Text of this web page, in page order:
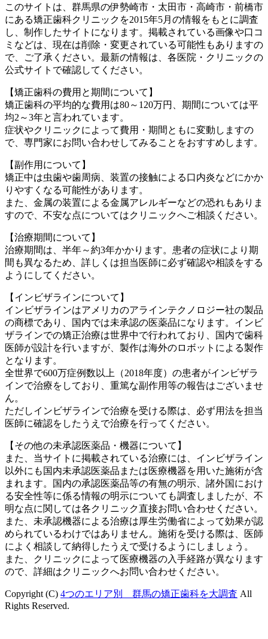
このサイトは、群馬県の伊勢崎市・太田市・高崎市・前橋市
にある矯正歯科クリニックを2015年5月の情報をもとに調査
し、制作したサイトになります。掲載されている画像や口コ
ミなどは、現在は削除・変更されている可能性もありますの
で、ご了承ください。最新の情報は、各医院・クリニックの
公式サイトで確認してください。
【矯正歯科の費用と期間について】
矯正歯科の平均的な費用は80～120万円、期間については平
均2～3年と言われています。
症状やクリニックによって費用・期間ともに変動しますの
で、専門家にお問い合わせしてみることをおすすめします。
【副作用について】
矯正中は虫歯や歯周病、装置の接触による口内炎などにかか
りやすくなる可能性があります。
また、金属の装置による金属アレルギーなどの恐れもありま
すので、不安な点についてはクリニックへご相談ください。
【治療期間について】
治療期間は、半年～約3年かかります。患者の症状により期
間も異なるため、詳しくは担当医師に必ず確認や相談をする
ようにしてください。
【インビザラインについて】
インビザラインはアメリカのアラインテクノロジー社の製品
の商標であり、国内では未承認の医薬品になります。インビ
ザラインでの矯正治療は世界中で行われており、国内で歯科
医師が設計を行いますが、製作は海外のロボットによる製作
となります。
全世界で600万症例数以上（2018年度）の患者がインビザラ
インで治療をしており、重篤な副作用等の報告はございませ
ん。
ただしインビザラインで治療を受ける際は、必ず用法を担当
医師に確認をしたうえで治療を行ってください。
【その他の未承認医薬品・機器について】
また、当サイトに掲載されている治療には、インビザライン
以外にも国内未承認医薬品または医療機器を用いた施術が含
まれます。国内の承認医薬品等の有無の明示、諸外国におけ
る安全性等に係る情報の明示についても調査しましたが、不
明な点に関しては各クリニック直接お問い合わせください。
また、未承認機器による治療は厚生労働省によって効果が認
められているわけではありません。施術を受ける際は、医師
によく相談して納得したうえで受けるようにしましょう。
また、クリニックによって医療機器の入手経路が異なります
ので、詳細はクリニックへお問い合わせください。
Copyright (C) 4つのエリア別 群馬の矯正歯科を大調査 All
Rights Reserved.